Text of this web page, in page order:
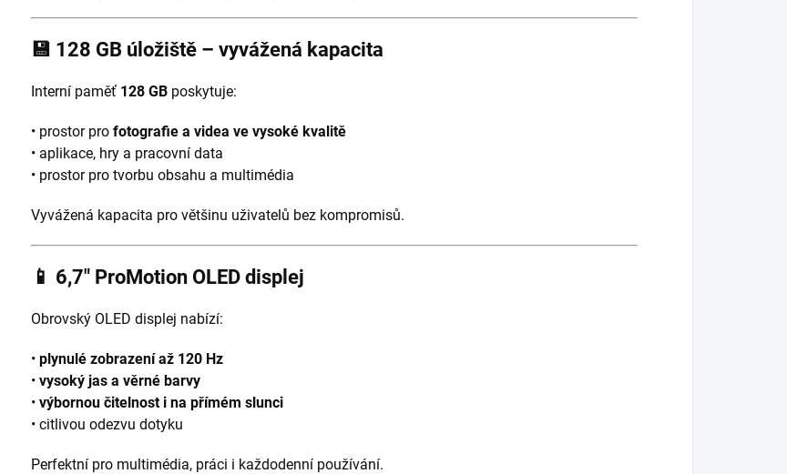
💾 128 GB úložiště – vyvážená kapacita
Interní paměť 128 GB poskytuje:
• prostor pro fotografie a videa ve vysoké kvalitě
• aplikace, hry a pracovní data
• prostor pro tvorbu obsahu a multimédia
Vyvážená kapacita pro většinu uživatelů bez kompromisů.
📱 6,7″ ProMotion OLED displej
Obrovský OLED displej nabízí:
• plynulé zobrazení až 120 Hz
• vysoký jas a věrné barvy
• výbornou čitelnost i na přímém slunci
• citlivou odezvu dotyku
Perfektní pro multimédia, práci i každodenní používání.